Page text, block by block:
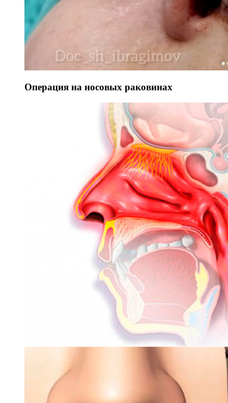
Операция на носовых раковинах